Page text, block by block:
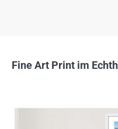
Fine Art Print im